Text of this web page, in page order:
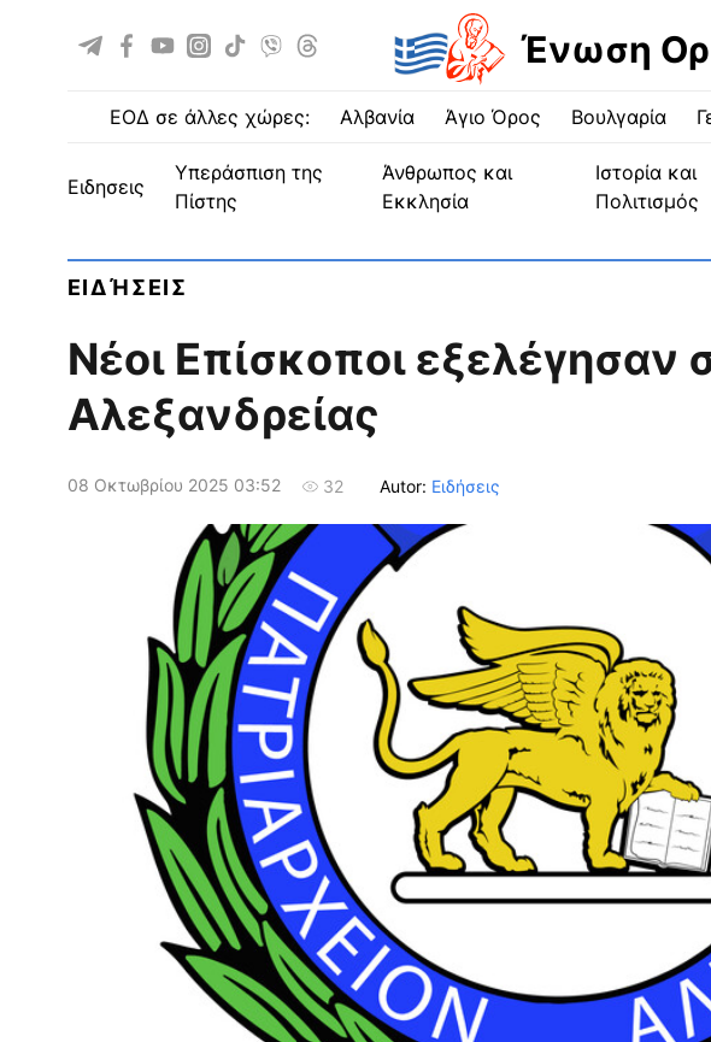
Ένωση
ΕΟΔ σε άλλες χώρες: Αλβανία Άγιο Όρος Βουλγαρία
ειδησεις
Υπεράσπιση της
Πίστης
Άνθρωπος και
Εκκλησία
Ιστορία και
Πολιτισμός
ΕΙΔΉΣΕΙΣ
Νέοι Επίσκοποι εξελέγησαν
Αλεξανδρείας
08 Οκτωβρίου 2025 03:52 32 Autor: Ειδήσεις